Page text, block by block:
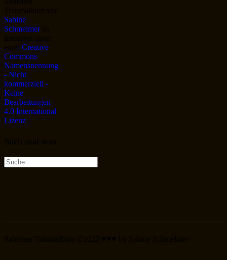
Sabine
Schmelmerist
Creative
Commons
Namensnennung
- Nicht
kommerziell -
Keine
Bearbeitungen
4.0 International
Lizenz
Suche
nach: